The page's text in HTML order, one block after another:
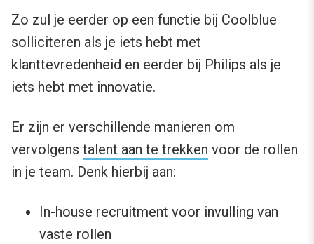
Zo zul je eerder op een functie bij Coolblue
solliciteren als je iets hebt met
klanttevredenheid en eerder bij Philips als je
iets hebt met innovatie.
Er zijn er verschillende manieren om
vervolgens talent aan te trekken voor de rollen
in je team. Denk hierbij aan:
In-house recruitment voor invulling van
vaste rollen